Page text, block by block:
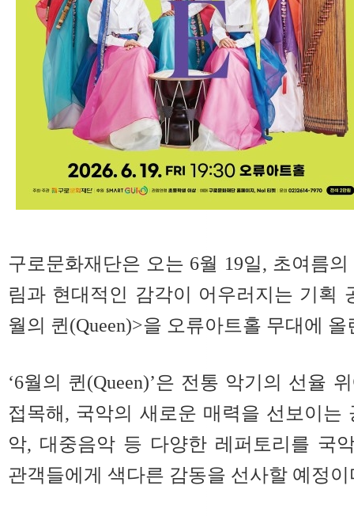
구로문화재단은 오는 6월 19일, 초여름
림과 현대적인 감각이 어우러지는 기획
월의 퀸(Queen)>을 오류아트홀 무대에 올
‘6월의 퀸(Queen)’은 전통 악기의 선율
접목해, 국악의 새로운 매력을 선보이는
악, 대중음악 등 다양한 레퍼토리를 국
관객들에게 색다른 감동을 선사할 예정이